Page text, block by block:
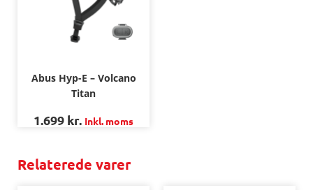
Abus Hyp-E – Volcano
Titan
1.699 kr. Inkl. moms
Relaterede varer